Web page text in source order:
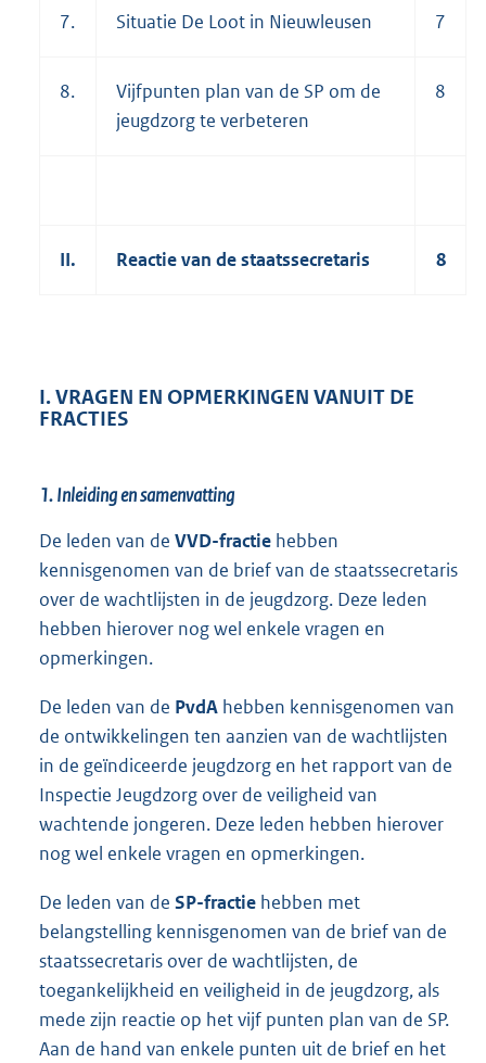
7. Situatie De Loot in Nieuwleusen 7
8.
Vijfpunten plan van de SP om de
jeugdzorg te verbeteren
8
II. Reactie van de staatssecretaris 8
I. VRAGEN EN OPMERKINGEN VANUIT DE
FRACTIES
1. Inleiding en samenvatting
De leden van de VVD-fractie hebben
kennisgenomen van de brief van de staatssecretaris
over de wachtlijsten in de jeugdzorg. Deze leden
hebben hierover nog wel enkele vragen en
opmerkingen.
De leden van de PvdA hebben kennisgenomen van
de ontwikkelingen ten aanzien van de wachtlijsten
in de geïndiceerde jeugdzorg en het rapport van de
Inspectie Jeugdzorg over de veiligheid van
wachtende jongeren. Deze leden hebben hierover
nog wel enkele vragen en opmerkingen.
De leden van de SP-fractie hebben met
belangstelling kennisgenomen van de brief van de
staatssecretaris over de wachtlijsten, de
toegankelijkheid en veiligheid in de jeugdzorg, als
mede zijn reactie op het vijf punten plan van de SP.
Aan de hand van enkele punten uit de brief en het